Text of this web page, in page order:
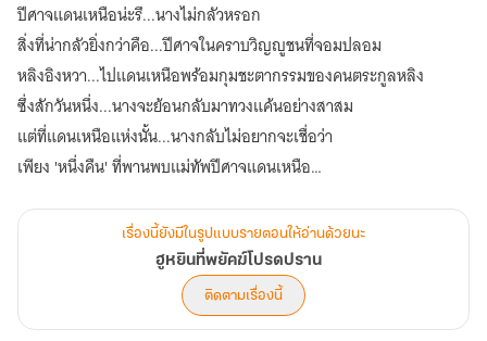
ปีศาจแดนเหนือน่ะรึ...นางไม่กลัวหรอก
สิ่งที่น่ากลัวยิ่งกว่าคือ...ปีศาจในคราบวิญญูชนที่จอมปลอม
หลิงอิงหวา...ไปแดนเหนือพร้อมกุมชะตากรรมของคนตระกูลหลิง
ซึ่งสักวันหนึ่ง...นางจะย้อนกลับมาทวงแค้นอย่างสาสม
แต่ที่แดนเหนือแห่งนั้น...นางกลับไม่อยากจะเชื่อว่า
เพียง 'หนึ่งคืน' ที่พานพบแม่ทัพปีศาจแดนเหนือ
ทั้วทั้งแผ่นดิน...ไม่มีสตรีใด น่าอิจฉายิ่งไปกว่า
"หนานฮูหยิน" ของแม่ทัพทมิฬหนานอี้เฟยอีกแล้ว!!!
เรื่องนี้ยังมีในรูปแบบรายตอนให้อ่านด้วยนะ
ฮูหยินที่พยัคฆ์โปรดปราน
ติดตามเรื่องนี้